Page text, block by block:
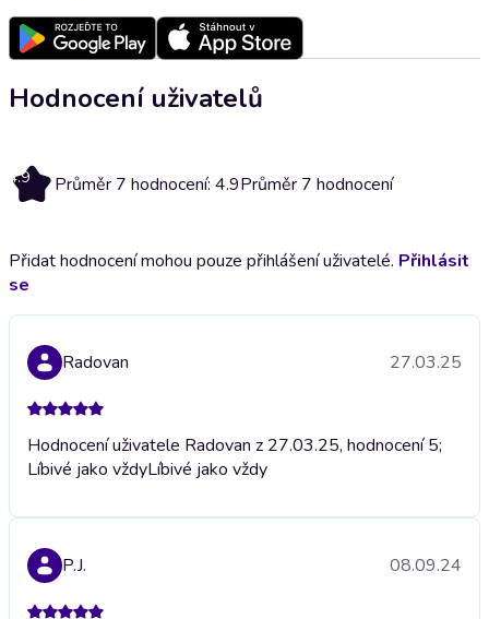
Hodnocení uživatelů
4.9 Průměr 7 hodnocení: 4.9Průměr 7 hodnocení
Přidat hodnocení mohou pouze přihlášení uživatelé. Přihlásit
se
Radovan 27.03.25
Hodnocení uživatele Radovan z 27.03.25, hodnocení 5;
Líbivé jako vždyLíbivé jako vždy
P.J. 08.09.24